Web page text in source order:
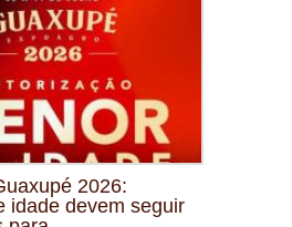
2026:
idade devem seguir